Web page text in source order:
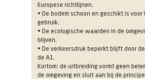
Europese richtlijnen.
• De bodem schoon en geschikt is
gebruik.
• De ecologische waarden in de
blijven.
• De verkeersdruk beperkt blijft door
de A1.
Kortom: de uitbreiding vormt geen
de omgeving en sluit aan bij de